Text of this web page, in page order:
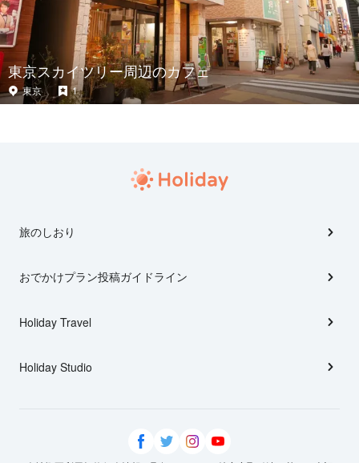
東京スカイツリー周辺のカフェ
東京 1
旅のしおり
おでかけプラン投稿ガイドライン
Holiday Travel
Holiday Studio